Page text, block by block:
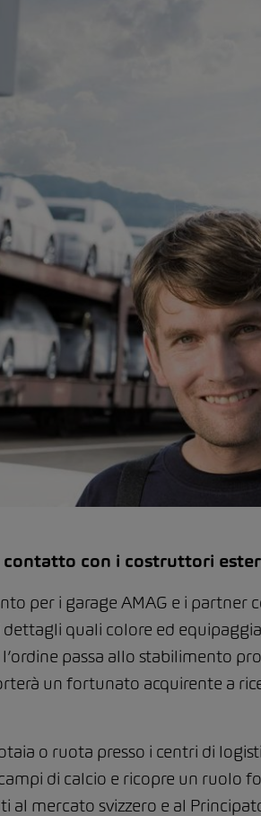
contatto con i costruttori
per i garage AMAG e i
quali colore ed
passa allo stabilimento
un fortunato acquirente a
o ruota presso i centri di
di calcio e ricopre un ruolo
al mercato svizzero e al